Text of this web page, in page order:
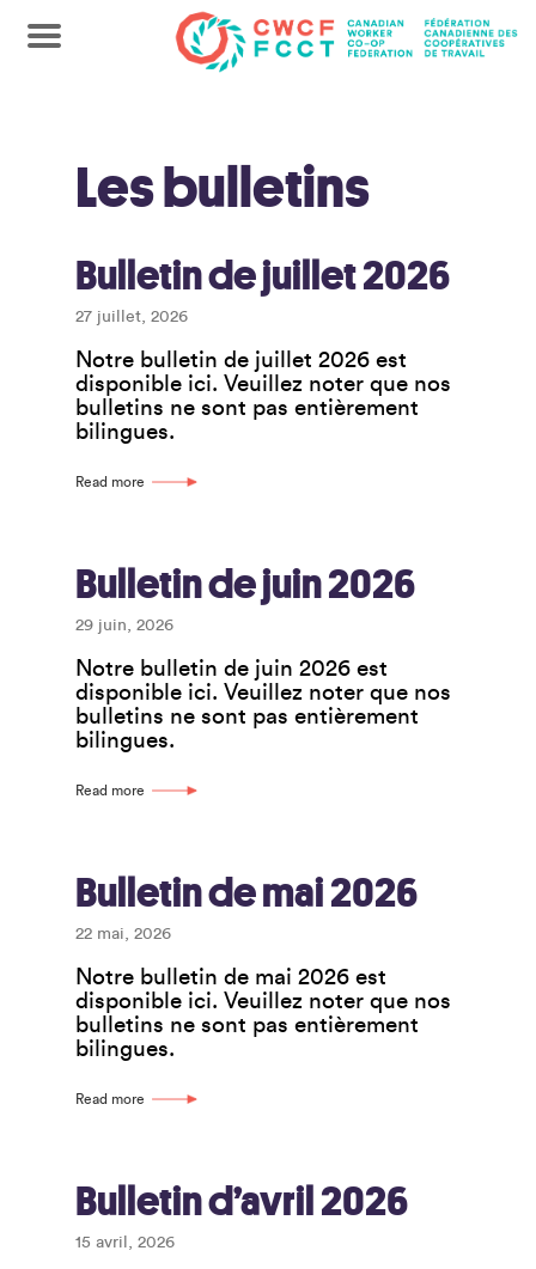
Les bulletins
Bulletin de juillet 2026
27 juillet, 2026
Notre bulletin de juillet 2026 est
disponible ici. Veuillez noter que nos
bulletins ne sont pas entièrement
bilingues.
Read more
Bulletin de juin 2026
29 juin, 2026
Notre bulletin de juin 2026 est
disponible ici. Veuillez noter que nos
bulletins ne sont pas entièrement
bilingues.
Read more
Bulletin de mai 2026
22 mai, 2026
Notre bulletin de mai 2026 est
disponible ici. Veuillez noter que nos
bulletins ne sont pas entièrement
bilingues.
Read more
Bulletin d’avril 2026
15 avril, 2026